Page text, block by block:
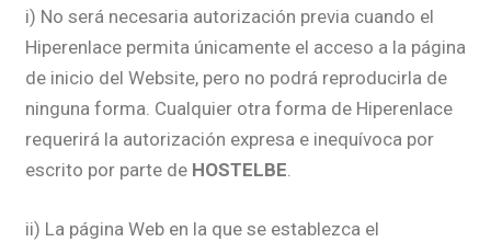
i) No será necesaria autorización previa cuando el
Hiperenlace permita únicamente el acceso a la página
de inicio del Website, pero no podrá reproducirla de
ninguna forma. Cualquier otra forma de Hiperenlace
requerirá la autorización expresa e inequívoca por
escrito por parte de HOSTELBE.
ii) La página Web en la que se establezca el